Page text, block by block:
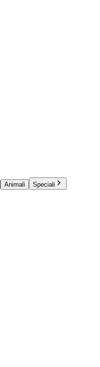
Animali
Speciali